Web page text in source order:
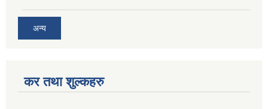
अन्य
कर तथा शुल्कहरु